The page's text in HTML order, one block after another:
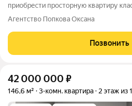
приобрести просторную квартиру
самом престижном и ликвидном
улице 9 Апреля ( ориентир площадь
Агентство Попкова Оксана
Позвонить
42 000 000 ₽
146,6 м² 3-комн. квартира 2 этаж из